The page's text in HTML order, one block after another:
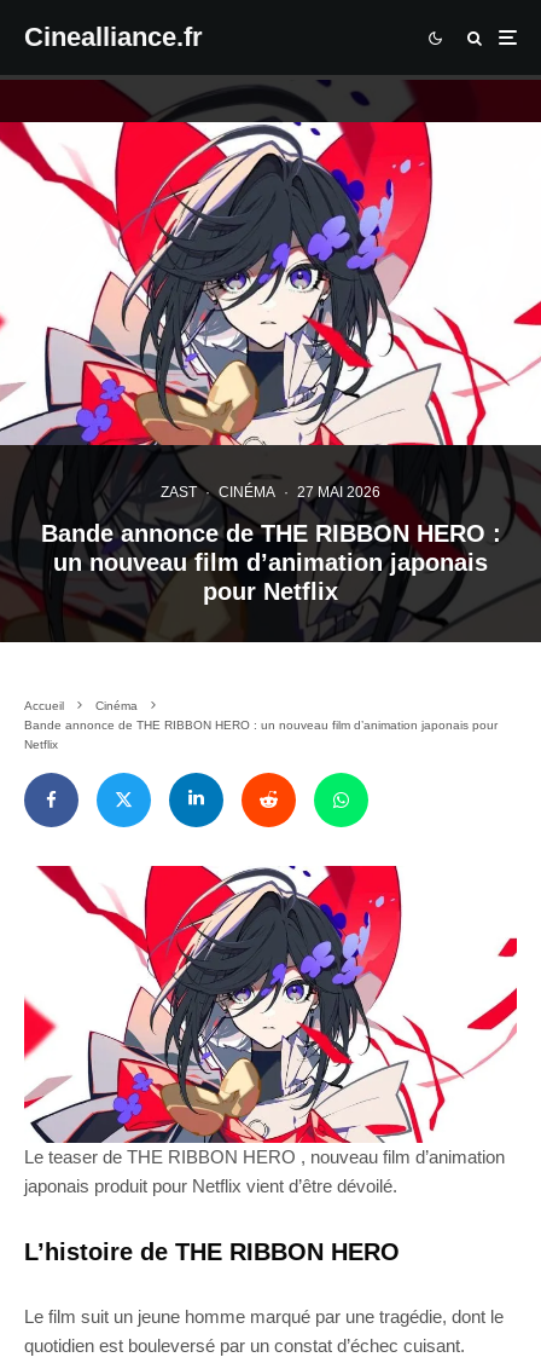
Cinealliance.fr
ZAST · CINÉMA · 27 MAI 2026
Bande annonce de THE RIBBON HERO :
un nouveau film d’animation japonais
pour Netflix
Accueil
Cinéma
Bande annonce de THE RIBBON HERO : un nouveau film d’animation japonais pour
Netflix
Le teaser de THE RIBBON HERO , nouveau film d’animation
japonais produit pour Netflix vient d’être dévoilé.
L’histoire de THE RIBBON HERO
Le film suit un jeune homme marqué par une tragédie, dont le
quotidien est bouleversé par un constat d’échec cuisant.